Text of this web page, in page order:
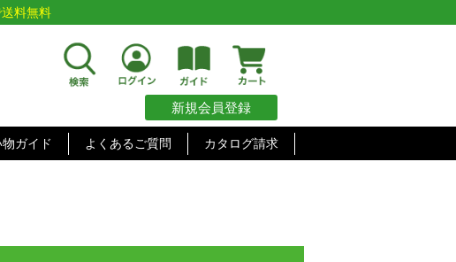
料無料
新規会員登録
ガイド よくあるご質問 カタログ請求